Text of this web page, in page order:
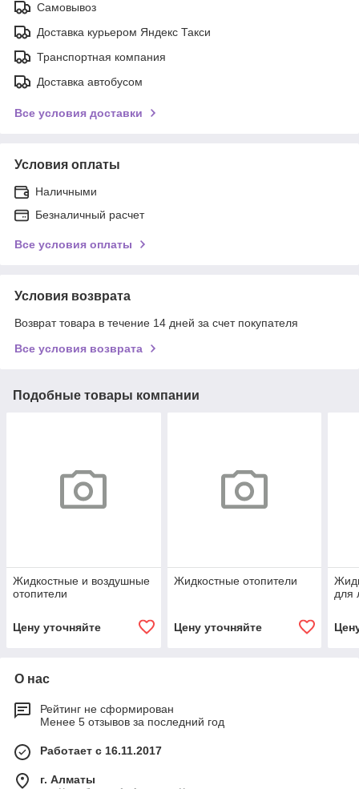
Самовывоз
Доставка курьером Яндекс Такси
Транспортная компания
Доставка автобусом
Все условия доставки
Условия оплаты
Наличными
Безналичный расчет
Все условия оплаты
Условия возврата
Возврат товара в течение 14 дней за счет покупателя
Все условия возврата
Подобные товары компании
Жидкостные и воздушные
отопители
Цену уточняйте
Жидкостные отопители
Цену уточняйте
для
О нас
Рейтинг не сформирован
Менее 5 отзывов за последний год
Работает с 16.11.2017
г. Алматы